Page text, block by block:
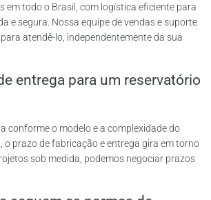
em todo o Brasil, com logística eficiente para
e segura. Nossa equipe de vendas e suporte
atendê-lo, independentemente da sua
entrega para um reservatório
conforme o modelo e a complexidade do
o prazo de fabricação e entrega gira em torno
sob medida, podemos negociar prazos